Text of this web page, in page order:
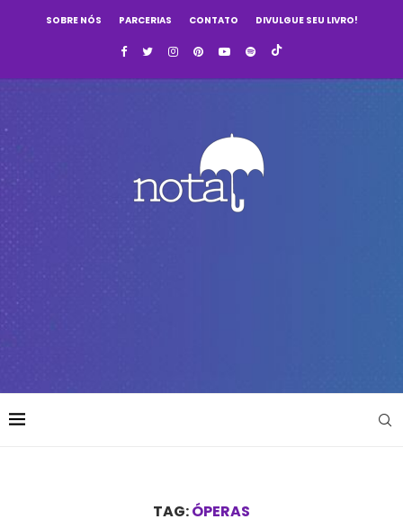
SOBRE NÓS PARCERIAS CONTATO DIVULGUE SEU LIVRO!
TAG:ÓPERAS